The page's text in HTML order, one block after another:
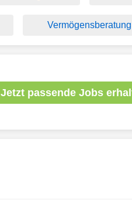
Vermögensberatung
Jetzt passende Jobs